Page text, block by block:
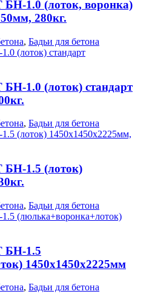
БН-1.0 (лоток, воронка)
280кг.
, Бадьи для бетона
БН-1.0 (лоток) стандарт
, Бадьи для бетона
БН-1.5 (лоток)
, Бадьи для бетона
БН-1.5
1450х1450х2225мм
, Бадьи для бетона